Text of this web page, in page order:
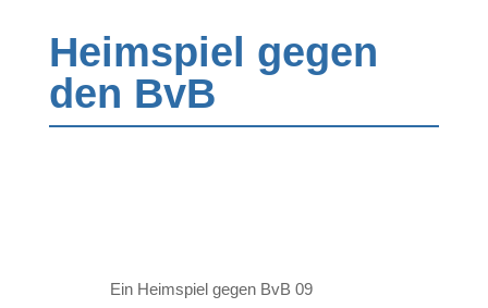
Heimspiel gegen
den BvB
Ein Heimspiel gegen BvB 09